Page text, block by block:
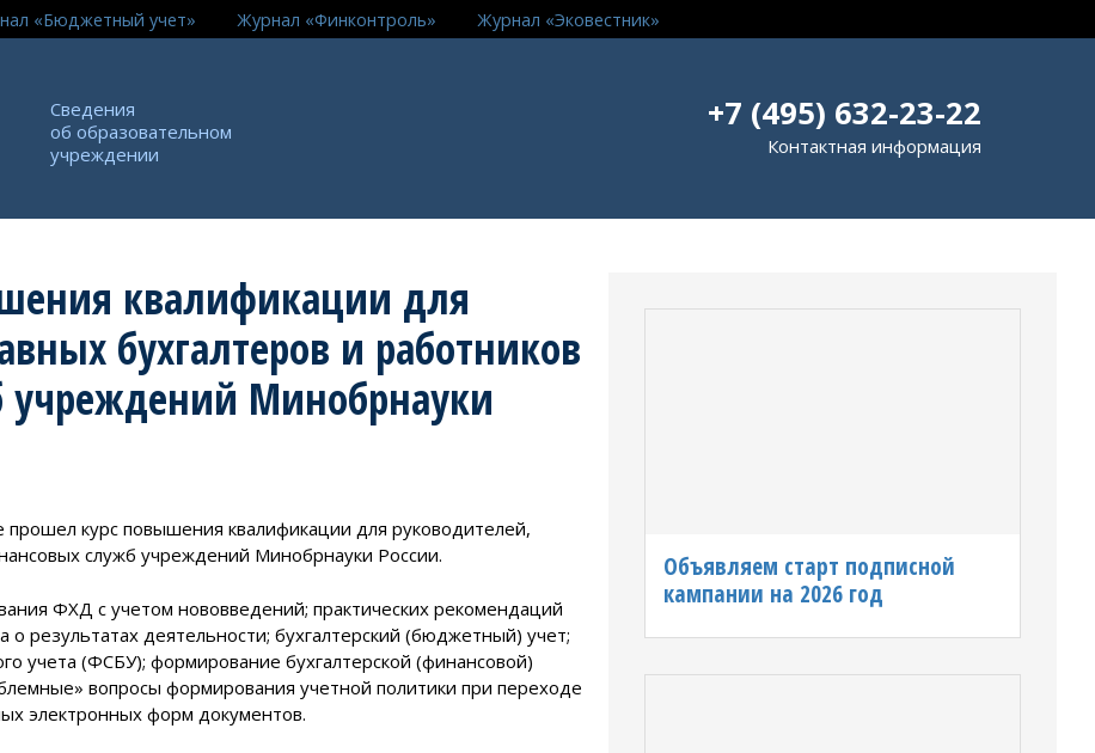
«Бюджетный учет» Журнал «Финконтроль» Журнал «Эковестник»
+7 (495) 632-23-22
Контактная информация
Сведения
об образовательном
учреждении
квалификации для
бухгалтеров и работников
Минобрнауки
курс повышения квалификации для руководителей,
служб учреждений Минобрнауки России.
ФХД с учетом нововведений; практических рекомендаций
результатах деятельности; бухгалтерский (бюджетный) учет;
учета (ФСБУ); формирование бухгалтерской (финансовой)
вопросы формирования учетной политики при переходе
электронных форм документов.
Объявляем старт подписной
кампании на 2026 год